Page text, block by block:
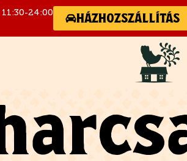
11:30-24:00 HÁZHOZSZÁLLÍTÁS